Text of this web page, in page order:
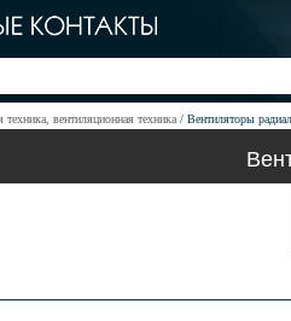
техника, вентиляционная техника Вентиляторы